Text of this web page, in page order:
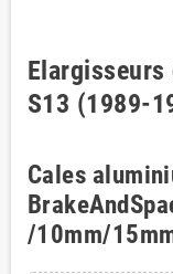
Elargisseurs
S13 (1989-
Cales
/10mm/